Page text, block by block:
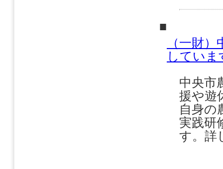
■
（一財
してい
中央市
援や遊
自身の
実践研
す。詳